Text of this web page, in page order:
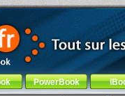
! -Aller au menu de
PowerBook